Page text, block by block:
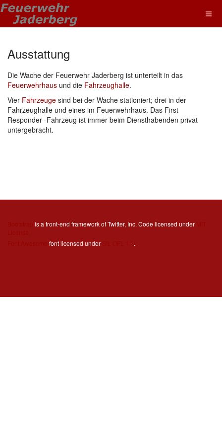
Ausstattung
Die Wache der Feuerwehr Jaderberg ist unterteilt in das
Feuerwehrhaus und die Fahrzeughalle.
Vier Fahrzeuge sind bei der Wache stationiert; drei in der
Fahrzeughalle und eines im Feuerwehrhaus. Das First
Responder -Fahrzeug ist immer beim Diensthabenden privat
untergebracht.
is a front-end framework of Twitter, Inc. Code licensed under
font licensed under .